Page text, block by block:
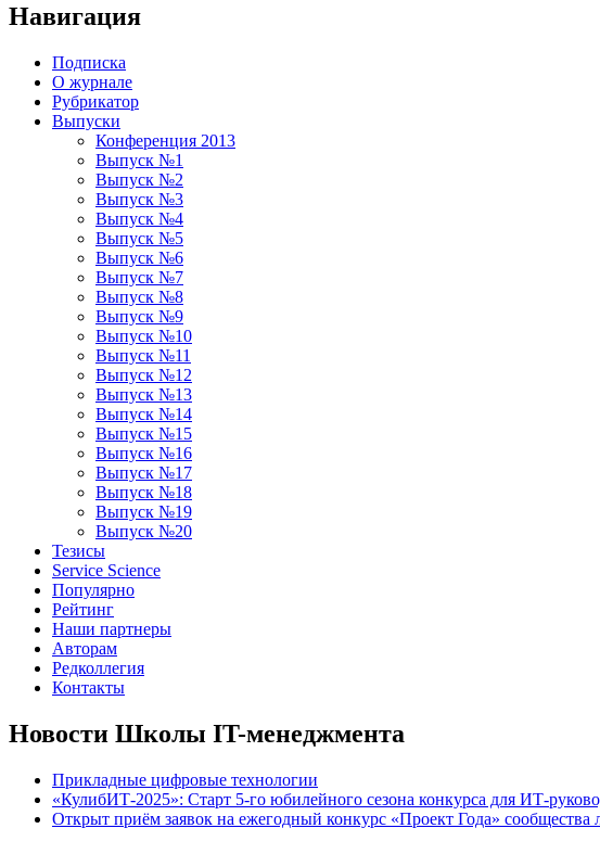
Навигация
Подписка
О журнале
Рубрикатор
Выпуски
Конференция 2013
Выпуск №1
Выпуск №2
Выпуск №3
Выпуск №4
Выпуск №5
Выпуск №6
Выпуск №7
Выпуск №8
Выпуск №9
Выпуск №10
Выпуск №11
Выпуск №12
Выпуск №13
Выпуск №14
Выпуск №15
Выпуск №16
Выпуск №17
Выпуск №18
Выпуск №19
Выпуск №20
Тезисы
Service Science
Популярно
Рейтинг
Наши партнеры
Авторам
Редколлегия
Контакты
Новости Школы IT-менеджмента
Прикладные цифровые технологии
«КулибИТ-2025»: Старт 5-го юбилейного сезона конкурса для ИТ-
Открыт приём заявок на ежегодный конкурс «Проект Года»